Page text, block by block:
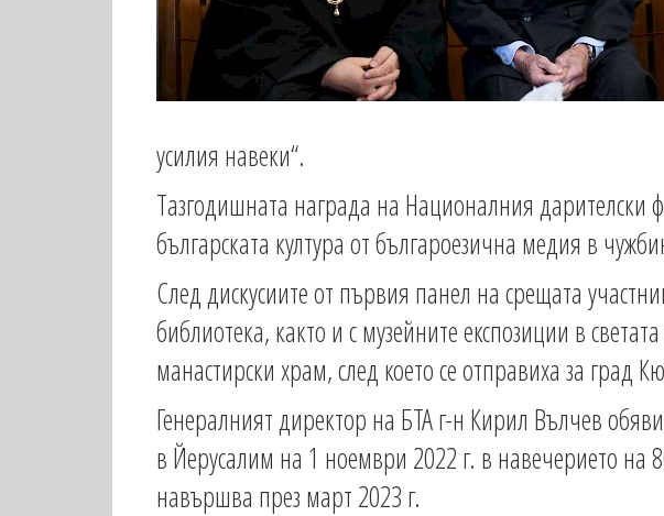
усилия навеки“.
Тазгодишната награда на Националния
българската култура от българоезична медия в
След дискусиите от първия панел на срещата
библиотека, както и с музейните експозиции в
манастирски храм, след което се отправиха за град
Генералният директор на БТА г-н Кирил Вълчев
в Йерусалим на 1 ноември 2022 г. в навечерието на
навършва през март 2023 г.